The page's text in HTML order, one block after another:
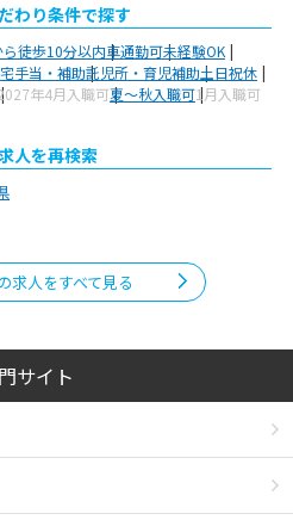
わり条件で探す
ら徒歩10分以内車通勤可未経験OK
手当・補助託児所・育児補助土日祝休
年4月入職可夏～秋入職可1月入職可
人を再検索
求人をすべて見る
サイト